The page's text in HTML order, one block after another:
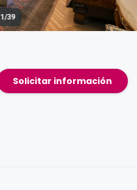
1/39
Solicitar información